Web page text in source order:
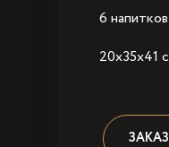
6 напитков
20x35x41